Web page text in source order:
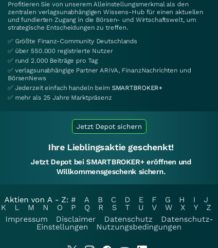
Profitieren Sie von unserem Alleinstellungsmerkmal als den
zentralen verlagsunabhängigen Wissens-Hub für einen aktuellen
und fundierten Zugang in die Börsen- und Wirtschaftswelt, um
strategische Entscheidungen zu treffen.
✅ Größte Finanz-Community Deutschlands
✅ über 550.000 registrierte Nutzer
✅ rund 2.000 Beiträge pro Tag
✅ verlagsunabhängige Partner ARIVA, FinanzNachrichten und
BörsenNews
✅ Jederzeit einfach handeln beim SMARTBROKER+
✅ mehr als 25 Jahre Marktpräsenz
Jetzt Depot sichern
Ihre Lieblingsaktie geschenkt!
Jetzt Depot bei SMARTBROKER+ eröffnen und
Willkommensgeschenk sichern.
Aktien von A - Z: # A B C D E F G H I
J
K
L M N O P Q R S T U V W X Y
Z
Impressum
Disclaimer Datenschutz
Datenschutz-
Einstellungen
Nutzungsbedingungen